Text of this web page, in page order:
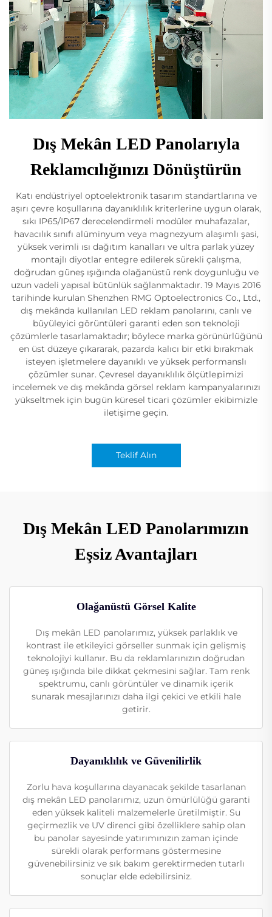
Dış Mekân LED Panolarıyla
Reklamcılığınızı Dönüştürün
Katı endüstriyel optoelektronik tasarım standartlarına ve
aşırı çevre koşullarına dayanıklılık kriterlerine uygun olarak,
sıkı IP65/IP67 derecelendirmeli modüler muhafazalar,
havacılık sınıfı alüminyum veya magnezyum alaşımlı şasi,
yüksek verimli ısı dağıtım kanalları ve ultra parlak yüzey
montajlı diyotlar entegre edilerek sürekli çalışma,
doğrudan güneş ışığında olağanüstü renk doygunluğu ve
uzun vadeli yapısal bütünlük sağlanmaktadır. 19 Mayıs 2016
tarihinde kurulan Shenzhen RMG Optoelectronics Co., Ltd.,
dış mekânda kullanılan LED reklam panolarını, canlı ve
büyüleyici görüntüleri garanti eden son teknoloji
çözümlerle tasarlamaktadır; böylece marka görünürlüğünü
en üst düzeye çıkararak, pazarda kalıcı bir etki bırakmak
isteyen işletmelere dayanıklı ve yüksek performanslı
çözümler sunar. Çevresel dayanıklılık ölçütlерimizi
incelemek ve dış mekânda görsel reklam kampanyalarınızı
yükseltmek için bugün küresel ticari çözümler ekibimizle
iletişime geçin.
Teklif Alın
Dış Mekân LED Panolarımızın
Eşsiz Avantajları
Olağanüstü Görsel Kalite
Dış mekân LED panolarımız, yüksek parlaklık ve
kontrast ile etkileyici görseller sunmak için gelişmiş
teknolojiyi kullanır. Bu da reklamlarınızın doğrudan
güneş ışığında bile dikkat çekmesini sağlar. Tam renk
spektrumu, canlı görüntüler ve dinamik içerik
sunarak mesajlarınızı daha ilgi çekici ve etkili hale
getirir.
Dayanıklılık ve Güvenilirlik
Zorlu hava koşullarına dayanacak şekilde tasarlanan
dış mekân LED panolarımız, uzun ömürlülüğü garanti
eden yüksek kaliteli malzemelerle üretilmiştir. Su
geçirmezlik ve UV direnci gibi özelliklere sahip olan
bu panolar sayesinde yatırımınızın zaman içinde
sürekli olarak performans göstermesine
güvenebilirsiniz ve sık bakım gerektirmeden tutarlı
sonuçlar elde edebilirsiniz.